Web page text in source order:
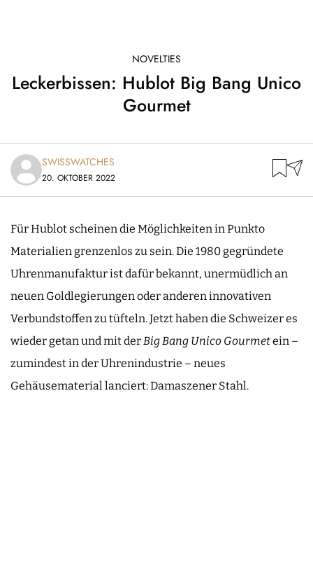
NOVELTIES
Leckerbissen: Hublot Big Bang Unico
Gourmet
SWISSWATCHES
20. OKTOBER 2022
Für Hublot scheinen die Möglichkeiten in Punkto
Materialien grenzenlos zu sein. Die 1980 gegründete
Uhrenmanufaktur ist dafür bekannt, unermüdlich an
neuen Goldlegierungen oder anderen innovativen
Verbundstoffen zu tüfteln. Jetzt haben die Schweizer es
wieder getan und mit derBig Bang Unico Gourmetein –
zumindest in der Uhrenindustrie – neues
Gehäusematerial lanciert: Damaszener Stahl.